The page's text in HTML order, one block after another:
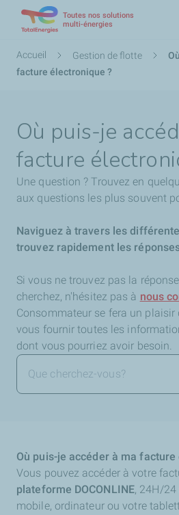
Toutes nos solutions
multi-énergies
Fil
d'Ariane
Accueil Gestion de flotte
facture électronique ?
Où puis-je
facture
Une question ? Trouvez en
aux questions les plus souvent
Naviguez à travers les
trouvez rapidement les
Si vous ne trouvez pas la
cherchez, n'hésitez pas à nous
Consommateur se fera un plaisir
vous fournir toutes les
dont vous pourriez avoir besoin.
Où puis-je accéder à ma
Vous pouvez accéder à votre
plateforme DOCONLINE, 24H/
mobile, ordinateur ou votre